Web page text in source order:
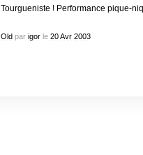
Tourgueniste ! Performance pique-
Oldpar igorle 20 Avr 2003